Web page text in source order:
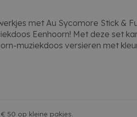
met Au Sycomore Stick &
Eenhoorn! Met deze set
muziekdoos versieren met
Stick & Fun Mozaïek wordt elk
50 op kleine pakjes.